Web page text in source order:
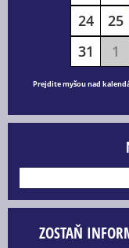
24
25
31
1
Prejdite myšou nad
ZOSTAŇ